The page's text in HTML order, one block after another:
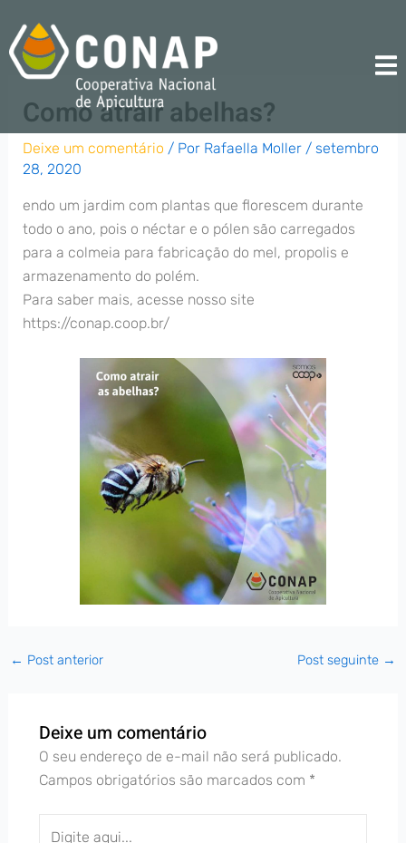
para
conteúdo
Como atrair abelhas?
Deixe um comentário / Por Rafaella Moller / setembro
28, 2020
endo um jardim com plantas que florescem durante
todo o ano, pois o néctar e o pólen são carregados
para a colmeia para fabricação do mel, propolis e
armazenamento do polém.
Para saber mais, acesse nosso site
https://conap.coop.br/
← Post anterior Post seguinte →
Deixe um comentário
O seu endereço de e-mail não será publicado.
Campos obrigatórios são marcados com *
Digite